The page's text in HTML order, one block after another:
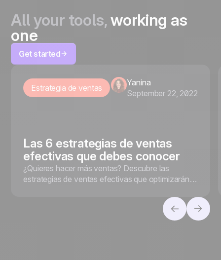
All your tools,working as
one
Get started
Estrategia de ventas
Yanina
September 22, 2022
Las 6 estrategias de ventas
efectivas que debes conocer
¿Quieres hacer más ventas? Descubre las
estrategias de ventas efectivas que optimizarán